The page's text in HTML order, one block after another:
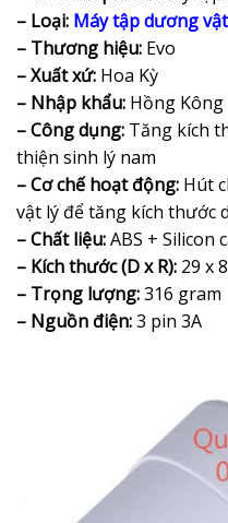
– Loại: Máy tập dương vật
– Thương hiệu: Evo
– Xuất xứ: Hoa Kỳ
– Nhập khẩu: Hồng Kông
– Công dụng: Tăng kích
thiện sinh lý nam
– Cơ chế hoạt động: Hút
vật lý để tăng kích thước
– Chất liệu:ABS + Silicon
– Kích thước (D x R): 29 x
– Trọng lượng:316 gram
– Nguồn điện:3 pin 3A